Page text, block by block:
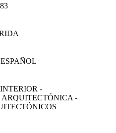
-
-